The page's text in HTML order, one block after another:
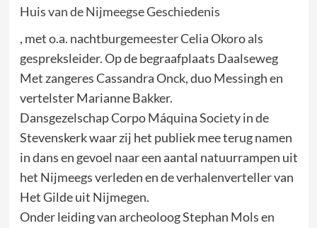
Huis van de Nijmeegse Geschiedenis
, met o.a. nachtburgemeester Celia Okoro als
gespreksleider. Op de begraafplaats Daalseweg
Met zangeres Cassandra Onck, duo Messingh en
vertelster Marianne Bakker.
Dansgezelschap Corpo Máquina Society in de
Stevenskerk waar zij het publiek mee terug namen
in dans en gevoel naar een aantal natuurrampen uit
het Nijmeegs verleden en de verhalenverteller van
Het Gilde uit Nijmegen.
Onder leiding van archeoloog Stephan Mols en